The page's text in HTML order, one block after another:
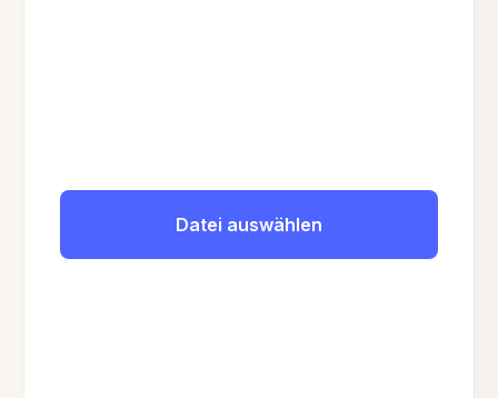
Datei auswählen